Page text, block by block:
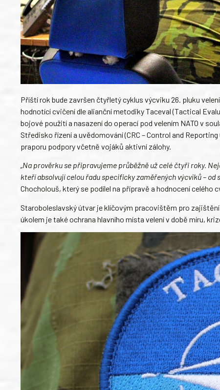
Příští rok bude završen čtyřletý cyklus výcviku 26. pluku
hodnotící cvičení dle alianční metodiky Taceval (Tactical
bojové použití a nasazení do operací pod velením NATO v
Středisko řízení a uvědomování (CRC – Control and
praporu podpory včetně vojáků aktivní zálohy.
„Na prověrku se připravujeme průběžně už celé čtyři roky.
kteří absolvují celou řadu specificky zaměřených výcviků –
Chocholouš, který se podílel na přípravě a hodnocení celého
Staroboleslavský útvar je klíčovým pracovištěm pro
úkolem je také ochrana hlavního místa velení v době míru,